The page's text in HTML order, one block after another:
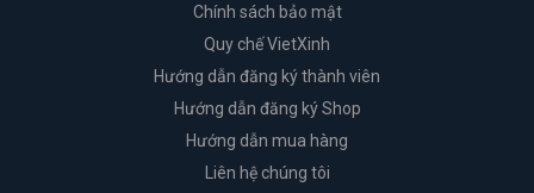
Chính sách bảo mật
Quy chế VietXinh
Hướng dẫn đăng ký thành viên
Hướng dẫn đăng ký Shop
Hướng dẫn mua hàng
Liên hệ chúng tôi